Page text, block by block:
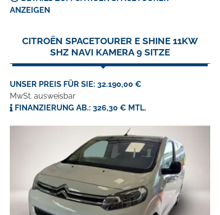
ANZEIGEN
CITROËN SPACETOURER E SHINE 11KW
SHZ NAVI KAMERA 9 SITZE
UNSER PREIS FÜR SIE: 32.190,00 €
MwSt. ausweisbar
FINANZIERUNG AB.: 326,30 € MTL.